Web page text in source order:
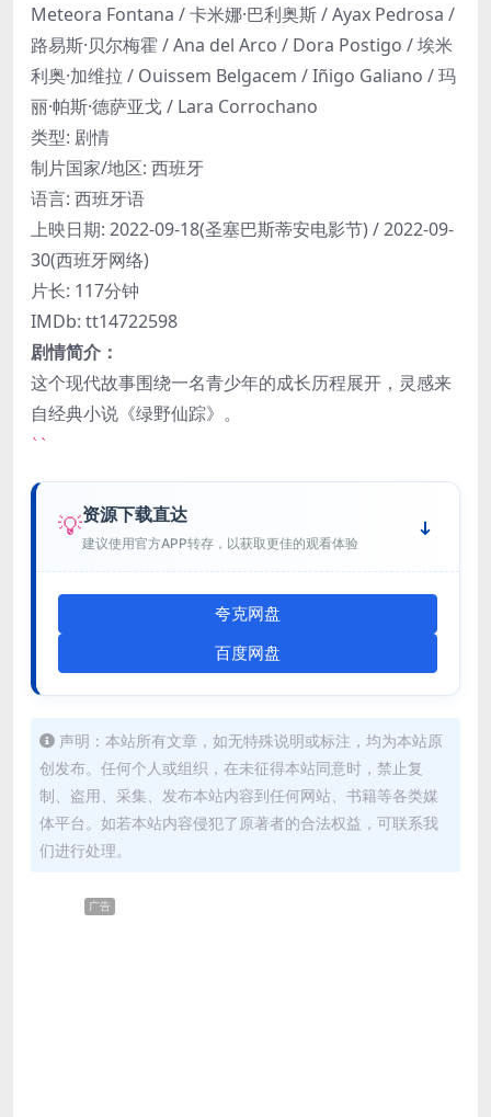
Meteora Fontana / 卡米娜·巴利奥斯 / Ayax Pedrosa /
路易斯·贝尔梅霍 / Ana del Arco / Dora Postigo / 埃米
利奥·加维拉 / Ouissem Belgacem / Iñigo Galiano / 玛
丽·帕斯·德萨亚戈 / Lara Corrochano
类型: 剧情
制片国家/地区: 西班牙
语言: 西班牙语
上映日期: 2022-09-18(圣塞巴斯蒂安电影节) / 2022-09-
30(西班牙网络)
片长: 117分钟
IMDb: tt14722598
剧情简介：
这个现代故事围绕一名青少年的成长历程展开，灵感来
自经典小说《绿野仙踪》。
``
💡资源下载直达
建议使用官方APP转存，以获取更佳的观看体验
夸克网盘
百度网盘
声明：本站所有文章，如无特殊说明或标注，均为本站原
创发布。任何个人或组织，在未征得本站同意时，禁止复
制、盗用、采集、发布本站内容到任何网站、书籍等各类媒
体平台。如若本站内容侵犯了原著者的合法权益，可联系我
们进行处理。
广告